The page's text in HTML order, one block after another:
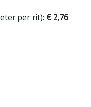
per rit): € 2,76